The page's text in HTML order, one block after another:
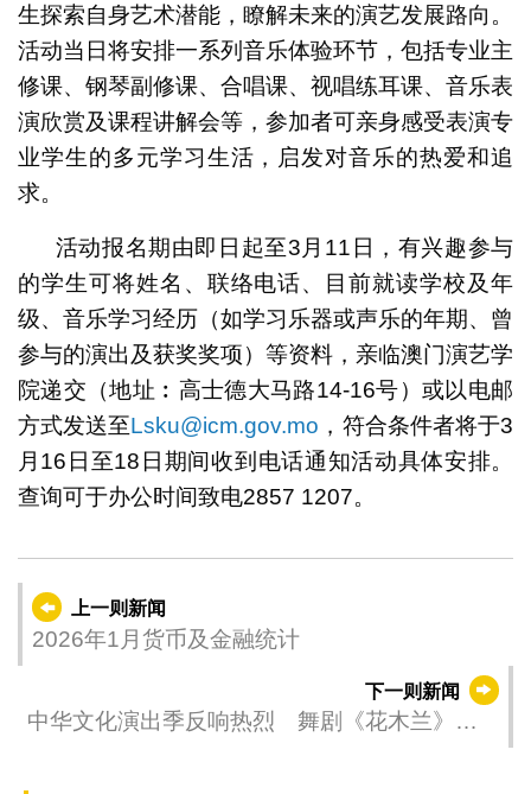
生探索自身艺术潜能，瞭解未来的演艺发展路向。
活动当日将安排一系列音乐体验环节，包括专业主
修课、钢琴副修课、合唱课、视唱练耳课、音乐表
演欣赏及课程讲解会等，参加者可亲身感受表演专
业学生的多元学习生活，启发对音乐的热爱和追
求。
活动报名期由即日起至3月11日，有兴趣参与
的学生可将姓名、联络电话、目前就读学校及年
级、音乐学习经历（如学习乐器或声乐的年期、曾
参与的演出及获奖奖项）等资料，亲临澳门演艺学
院递交（地址︰高士德大马路14-16号）或以电邮
方式发送至Lsku@icm.gov.mo ，符合条件者将于3
月16日至18日期间收到电话通知活动具体安排。
查询可于办公时间致电2857 1207。
上一则新闻
2026年1月货币及金融统计
下一则新闻
中华文化演出季反响热烈 舞剧《花木兰》月